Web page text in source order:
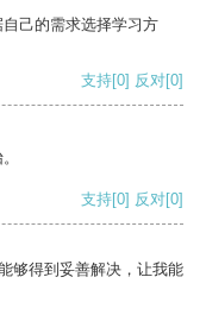
己的需求选择学习方
支持[0] 反对[0]
支持[0] 反对[0]
够得到妥善解决，让我能